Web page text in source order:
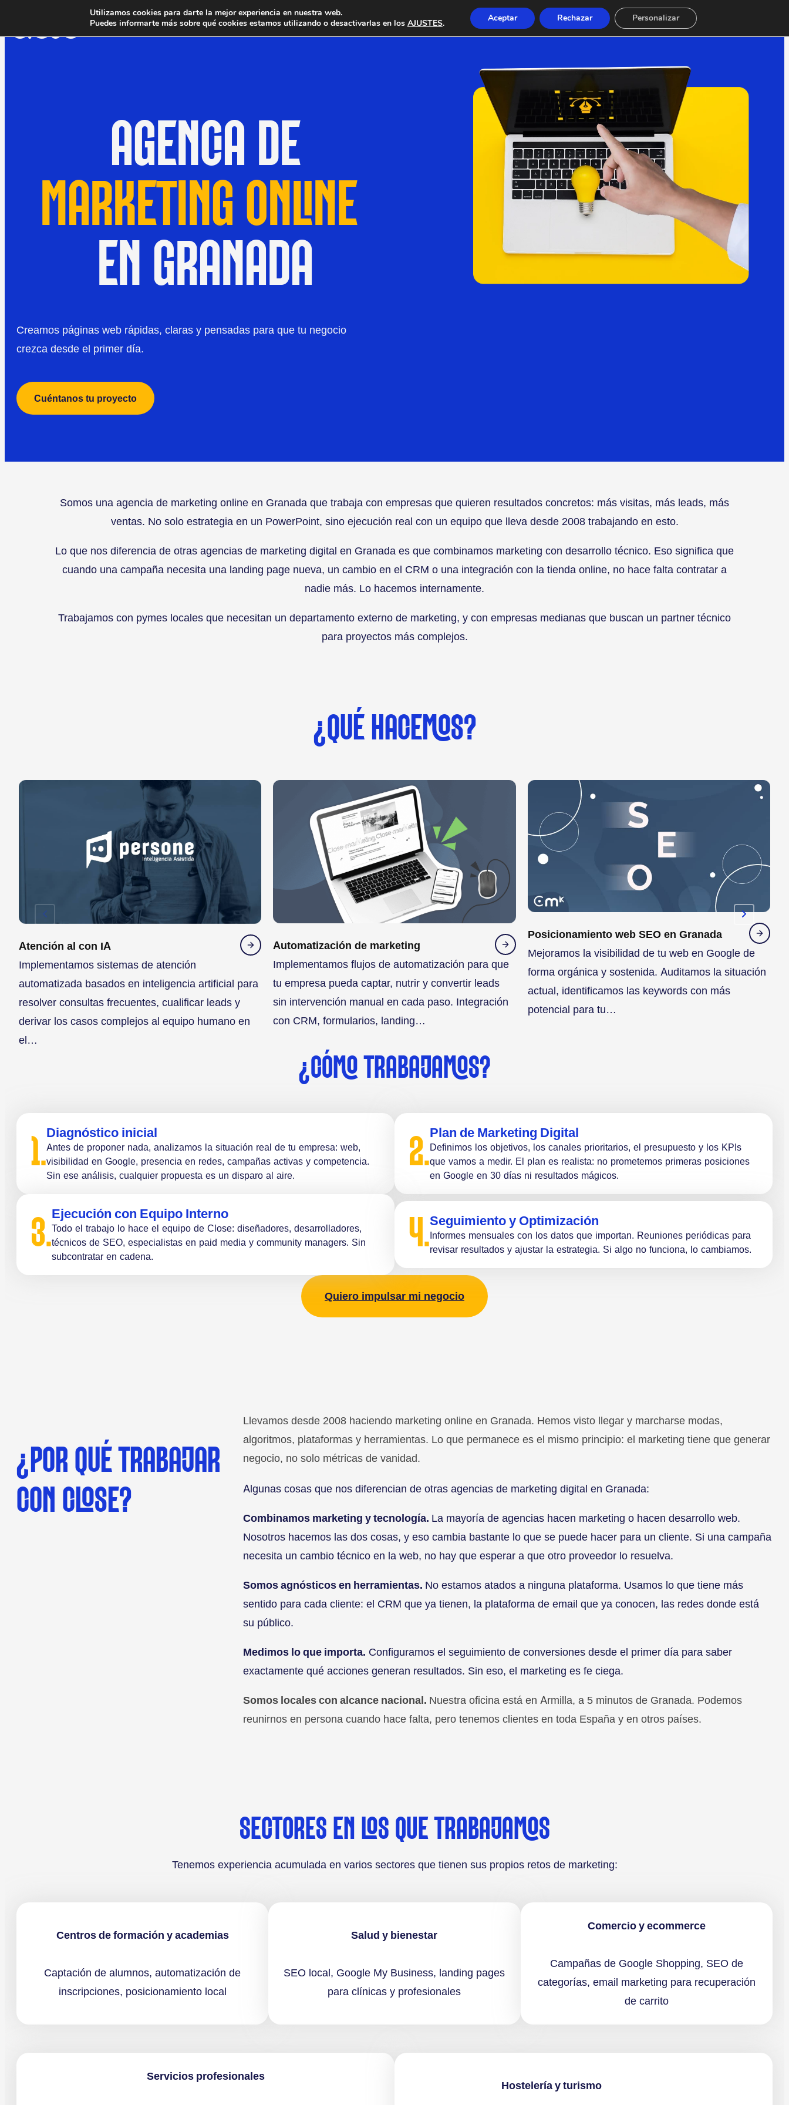
AGENCIA DE
MARKETING ONLINE
EN GRANADA
Creamos páginas web rápidas, claras y pensadas para que tu negocio
crezca desde el primer día.
Cuéntanos tu proyecto
Somos una agencia de marketing online en Granada que trabaja con empresas que quieren resultados concretos: más visitas, más leads, más
ventas. No solo estrategia en un PowerPoint, sino ejecución real con un equipo que lleva desde 2008 trabajando en esto.
Lo que nos diferencia de otras agencias de marketing digital en Granada es que combinamos marketing con desarrollo técnico. Eso significa que
cuando una campaña necesita una landing page nueva, un cambio en el CRM o una integración con la tienda online, no hace falta contratar a
nadie más. Lo hacemos internamente.
Trabajamos con pymes locales que necesitan un departamento externo de marketing, y con empresas medianas que buscan un partner técnico
para proyectos más complejos.
¿QUÉ HACEMOS?
Atención al con IA
Implementamos sistemas de atención
automatizada basados en inteligencia artificial para
resolver consultas frecuentes, cualificar leads y
derivar los casos complejos al equipo humano en
el…
Automatización de marketing
Implementamos flujos de automatización para que
tu empresa pueda captar, nutrir y convertir leads
sin intervención manual en cada paso. Integración
con CRM, formularios, landing…
Posicionamiento web SEO en Granada
Mejoramos la visibilidad de tu web en Google de
forma orgánica y sostenida. Auditamos la situación
actual, identificamos las keywords con más
potencial para tu…
¿CÓMO TRABAJAMOS?
1.
Diagnóstico inicial
Antes de proponer nada, analizamos la situación real de tu empresa: web,
visibilidad en Google, presencia en redes, campañas activas y competencia.
Sin ese análisis, cualquier propuesta es un disparo al aire.
2.
Plan de Marketing Digital
Definimos los objetivos, los canales prioritarios, el presupuesto y los KPIs
que vamos a medir. El plan es realista: no prometemos primeras posiciones
en Google en 30 días ni resultados mágicos.
3.
Ejecución con Equipo Interno
Todo el trabajo lo hace el equipo de Close: diseñadores, desarrolladores,
técnicos de SEO, especialistas en paid media y community managers. Sin
subcontratar en cadena.
4.Seguimiento y Optimización
Informes mensuales con los datos que importan. Reuniones periódicas para
revisar resultados y ajustar la estrategia. Si algo no funciona, lo cambiamos.
Quiero impulsar mi negocio
¿POR QUÉ TRABAJAR
CON CLOSE?
Llevamos desde 2008 haciendo marketing online en Granada. Hemos visto llegar y marcharse modas,
algoritmos, plataformas y herramientas. Lo que permanece es el mismo principio: el marketing tiene que generar
negocio, no solo métricas de vanidad.
Algunas cosas que nos diferencian de otras agencias de marketing digital en Granada:
Combinamos marketing y tecnología. La mayoría de agencias hacen marketing o hacen desarrollo web.
Nosotros hacemos las dos cosas, y eso cambia bastante lo que se puede hacer para un cliente. Si una campaña
necesita un cambio técnico en la web, no hay que esperar a que otro proveedor lo resuelva.
Somos agnósticos en herramientas. No estamos atados a ninguna plataforma. Usamos lo que tiene más
sentido para cada cliente: el CRM que ya tienen, la plataforma de email que ya conocen, las redes donde está
su público.
Medimos lo que importa. Configuramos el seguimiento de conversiones desde el primer día para saber
exactamente qué acciones generan resultados. Sin eso, el marketing es fe ciega.
Somos locales con alcance nacional. Nuestra oficina está en Armilla, a 5 minutos de Granada. Podemos
reunirnos en persona cuando hace falta, pero tenemos clientes en toda España y en otros países.
SECTORES EN LOS QUE TRABAJAMOS
Tenemos experiencia acumulada en varios sectores que tienen sus propios retos de marketing:
Centros de formación y academias
Captación de alumnos, automatización de
inscripciones, posicionamiento local
Salud y bienestar
SEO local, Google My Business, landing pages
para clínicas y profesionales
Comercio y ecommerce
Campañas de Google Shopping, SEO de
categorías, email marketing para recuperación
de carrito
Servicios profesionales
Hostelería y turismo
Utilizamos cookies para darte la mejor experiencia en nuestra web.
Puedes informarte más sobre qué cookies estamos utilizando o desactivarlas en los AJUSTES. Aceptar Rechazar Personalizar